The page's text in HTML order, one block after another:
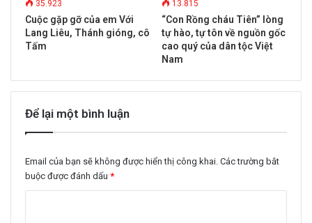
35.923
Cuộc gặp gỡ của em Với
Lang Liêu, Thánh gióng, cô
Tấm
13.815
“Con Rồng cháu Tiên” lòng
tự hào, tự tôn về nguồn gốc
cao quý của dân tộc Việt
Nam
Để lại một bình luận
Email của bạn sẽ không được hiển thị công khai. Các trường bắt
buộc được đánh dấu *